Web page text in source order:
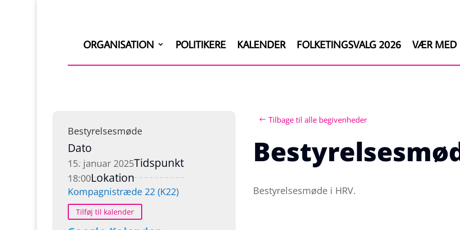
ORGANISATION POLITIKERE KALENDER FOLKETINGSVALG 2026 VÆR MED
Bestyrelsesmøde
Dato
15. januar 2025Tidspunkt
18:00Lokation
Kompagnistræde 22 (K22)
Tilføj til kalender
Tilbage til alle begivenheder
Bestyrelsesmøde i HRV.